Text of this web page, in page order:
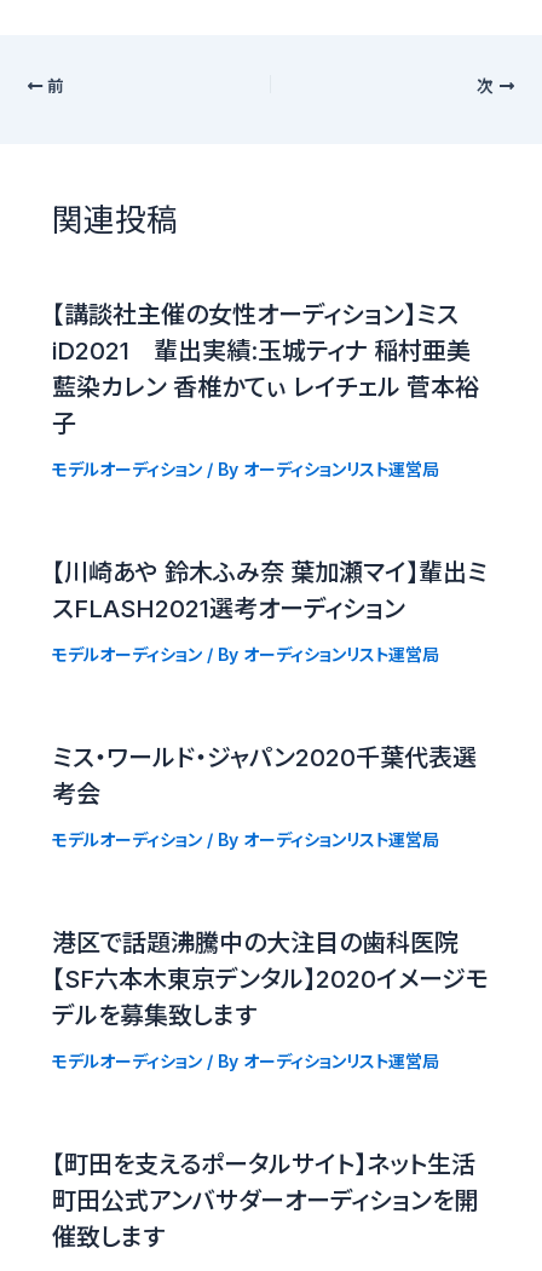
前 次
関連投稿
【講談社主催の女性オーディション】ミス
iD2021 輩出実績:玉城ティナ 稲村亜美
藍染カレン 香椎かてぃ レイチェル 菅本裕
子
モデルオーディション/ By オーディションリスト運営局
【川崎あや 鈴木ふみ奈 葉加瀬マイ】輩出ミ
スFLASH2021選考オーディション
モデルオーディション/ By オーディションリスト運営局
ミス・ワールド・ジャパン2020千葉代表選
考会
モデルオーディション/ By オーディションリスト運営局
港区で話題沸騰中の大注目の歯科医院
【SF六本木東京デンタル】2020イメージモ
デルを募集致します
モデルオーディション/ By オーディションリスト運営局
【町田を支えるポータルサイト】ネット生活
町田公式アンバサダーオーディションを開
催致します